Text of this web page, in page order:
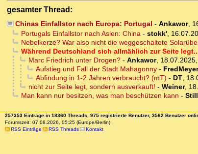
gesamter Thread:
Chinas Einfallstor nach Europa: Portugal - Ankawor,
Portugals Einfallstor nach Asien: China- stokk',
Nebelkerze? War also nicht die weggeschaltete
Während Deutschland sich allmählich zur Seite
Marc Friedrich unter Drogen?- Ankawor,
Aufstieg und Fall der Stadt Mahagonny- FredMeyer
Abfindung in 1-2 Jahren verbraucht? (mT) - DT,
nicht zur Seite legt, sondern ausverkauft! - Weiner,
Man kann nur besitzen, was man beschützen kann -
257353 Einträge in 18360 Threads, 975 registrierte Benutzer, 3562 Benutzer
Forumszeit: 07.08.2026, 05:25 (Europe/Berlin)
RSS Einträge
RSS Threads Kontakt